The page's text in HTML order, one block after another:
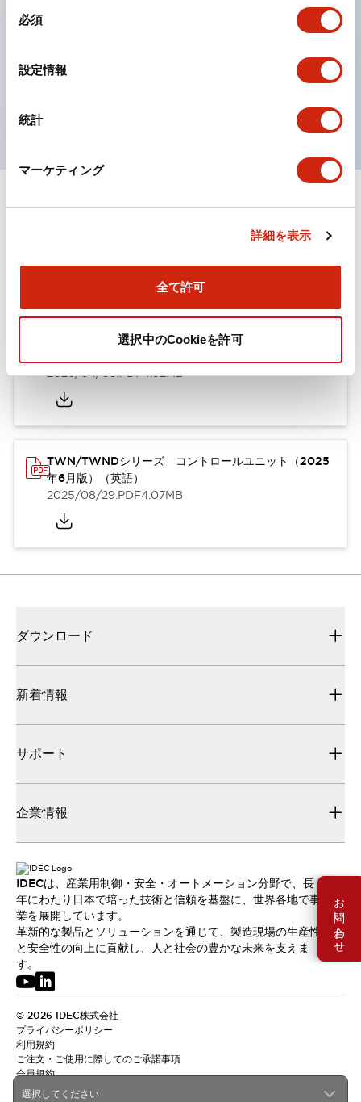
必須
設定情報
統計
マーケティング
詳細を表示
全て許可
選択中のCookieを許可
お問い合わせ
ました。
ひとつで6色の役をこなすLED球（LSRD球）。これま
で色ごとに分かれていたLED球を、1色のLED球で各色
UL、CSA、TÜV、CCC認証品。
TWN/TWNDシリーズ コントロールユニット（2025
2026/04/09.PDF4.92MB
TWN/TWNDシリーズ コントロールユニット（2025
年6月版）（英語）
2025/08/29.PDF4.07MB
選択してください
ダウンロード
新着情報
サポート
企業情報
IDECは、産業用制御・安全・オートメーション分野で、長
年にわたり日本で培った技術と信頼を基盤に、世界各地で事
業を展開しています。
革新的な製品とソリューションを通じて、製造現場の生産性
と安全性の向上に貢献し、人と社会の豊かな未来を支えま
す。
© 2026 IDEC株式会社
プライバシーポリシー
利用規約
ご注文・ご使用に際してのご承諾事項
会員規約